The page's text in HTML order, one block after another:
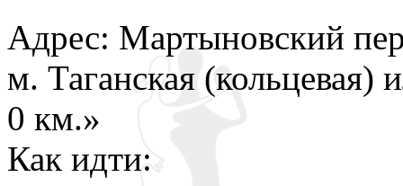
Адрес: Мартыновский
м. Таганская
0 км.»
Как идти: